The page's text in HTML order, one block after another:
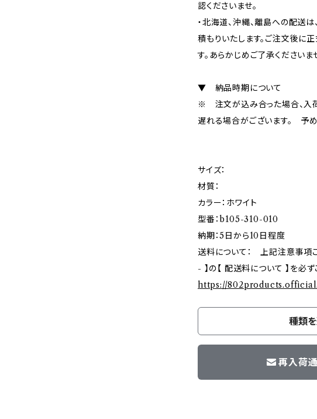
認くださいませ。
・北海道、沖縄、離島への配送
積もりいたします。ご注文後に
す。あらかじめご了承くださいま
▼ 納品時期について
※ 注文が込み合った場合、入
遅れる場合がございます。 予
サイズ：
材質：
カラー：ホワイト
型番：b105-310-010
納期：5日から10日程度
送料について： 上記注意事
- 】の【 配送料について 】を必ず
https://
種類
再入荷